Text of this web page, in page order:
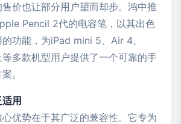
价也让部分用户望而却步。鸿中推
Pencil 2代的电容笔，以其出色
功能，为iPad mini 5、Air 4、
多款机型用户提供了一个可靠的手
。
用
优势在于其广泛的兼容性。它专为